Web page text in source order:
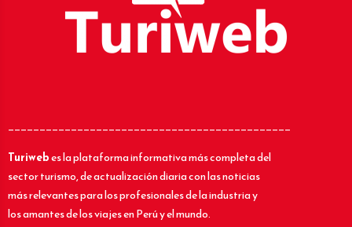
_____________________________________________
Turiwebes la plataforma informativa más completa del
sector turismo, de actualización diaria con las noticias
más relevantes para los profesionales de la industria y
los amantes de los viajes en Perú y el mundo.